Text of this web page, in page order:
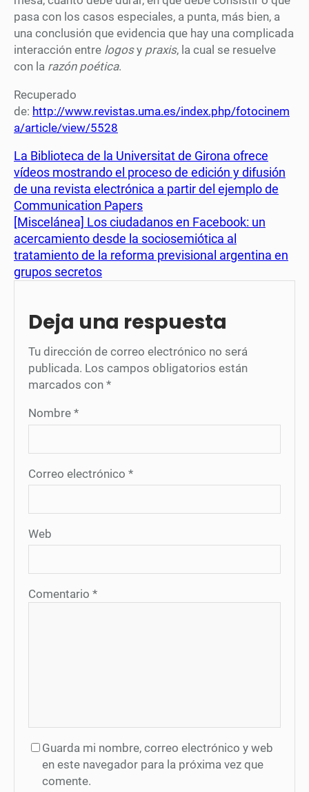
pasa con los casos especiales, a punta, más bien, a
una conclusión que evidencia que hay una complicada
interacción entre logosy praxis, la cual se resuelve
con la razón poética.
Recuperado
de: http://www.revistas.uma.es/index.php/fotocinem
a/article/view/5528
La Biblioteca de la Universitat de Girona ofrece
vídeos mostrando el proceso de edición y difusión
de una revista electrónica a partir del ejemplo de
Communication Papers
[Miscelánea] Los ciudadanos en Facebook: un
acercamiento desde la sociosemiótica al
tratamiento de la reforma previsional argentina en
grupos secretos
Deja una respuesta
Tu dirección de correo electrónico no será
publicada. Los campos obligatorios están
marcados con *
Nombre *
Correo electrónico *
Web
Comentario *
Guarda mi nombre, correo electrónico y web
en este navegador para la próxima vez que
comente.